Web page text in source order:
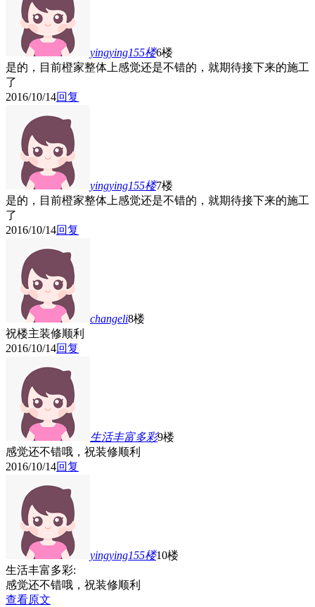
yingying155楼6楼
是的，目前橙家整体上感觉还是不错的，就期待接下来的施工
了
2016/10/14回复
yingying155楼7楼
是的，目前橙家整体上感觉还是不错的，就期待接下来的施工
了
2016/10/14回复
changeli8楼
祝楼主装修顺利
2016/10/14回复
生活丰富多彩9楼
感觉还不错哦，祝装修顺利
2016/10/14回复
yingying155楼10楼
生活丰富多彩:
感觉还不错哦，祝装修顺利
查看原文